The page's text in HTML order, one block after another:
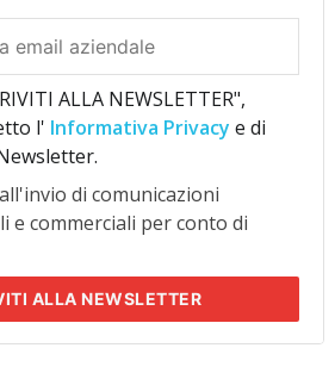
ALLA NEWSLETTER",
l' Informativa Privacye di
di comunicazioni
e commerciali per conto di
ALLA NEWSLETTER